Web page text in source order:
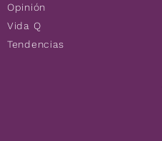
Opinión
Vida Q
Tendencias